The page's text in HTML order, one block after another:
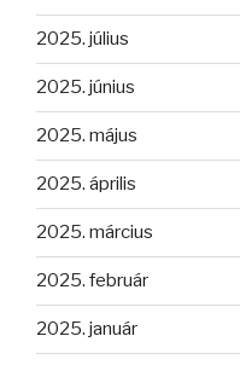
2025. július
2025. június
2025. május
2025. április
2025. március
2025. február
2025. január